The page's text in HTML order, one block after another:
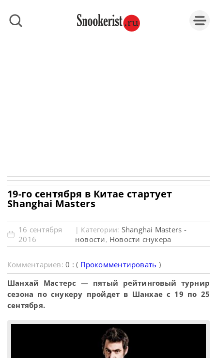
19-го сентября в Китае стартует
Shanghai Masters
16 сентября
2016
| Категории: Shanghai Masters -
новости, Новости снукера
Комментариев:0 : ( Прокомментировать )
Шанхай Мастерс — пятый рейтинговый турнир
сезона по снукеру пройдет в Шанхае с 19 по 25
сентября.